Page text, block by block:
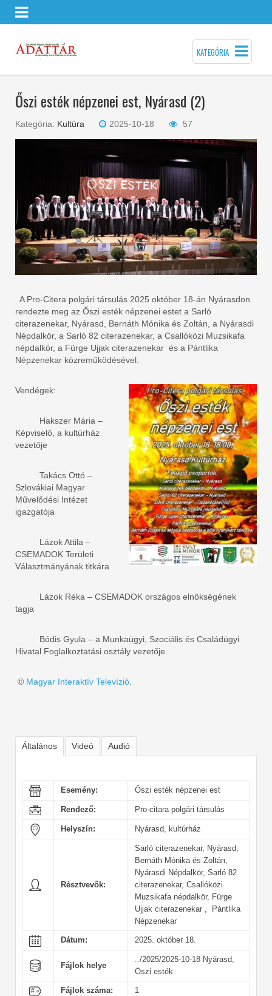
KATEGÓRIA
Őszi esték népzenei est, Nyárasd (2)
Kategória: Kultúra 2025-10-18 57
A Pro-Citera polgári társulás 2025 október 18-án Nyárasdon
rendezte meg az Őszi esték népzenei estet a Sarló
citerazenekar, Nyárasd, Bernáth Mónika és Zoltán, a Nyárasdi
Népdalkör, a Sarló 82 citerazenekar, a Csallóközi Muzsikafa
népdalkör, a Fürge Ujjak citerazenekar és a Pántlika
Népzenekar közreműködésével.
Vendégek:
Hakszer Mária –
Képviselő, a kultúrház
vezetője
Takács Ottó –
Szlovákiai Magyar
Művelődési Intézet
igazgatója
Lázok Attila –
CSEMADOK Területi
Választmányának titkára
Lázok Réka – CSEMADOK országos elnökségének
tagja
Bódis Gyula – a Munkaügyi, Szociális és Családügyi
Hivatal Foglalkoztatási osztály vezetője
© Magyar Interaktív Televízió
Általános Videó Audió
Esemény: Őszi esték népzenei est
Rendező: Pro-citara polgári társulás
Helyszín: Nyárasd, kultúrház
Résztvevők:
Sarló citerazenekar, Nyárasd,
Bernáth Mónika és Zoltán,
Nyárasdi Népdalkör, Sarló 82
citerazenekar, Csallóközi
Muzsikafa népdalkör, Fürge
Ujjak citerazenekar , Pántlika
Népzenekar
Dátum: 2025. október 18.
Fájlok helye
../2025/2025-10-18 Nyárasd,
Öszi esték
Fájlok száma: 1